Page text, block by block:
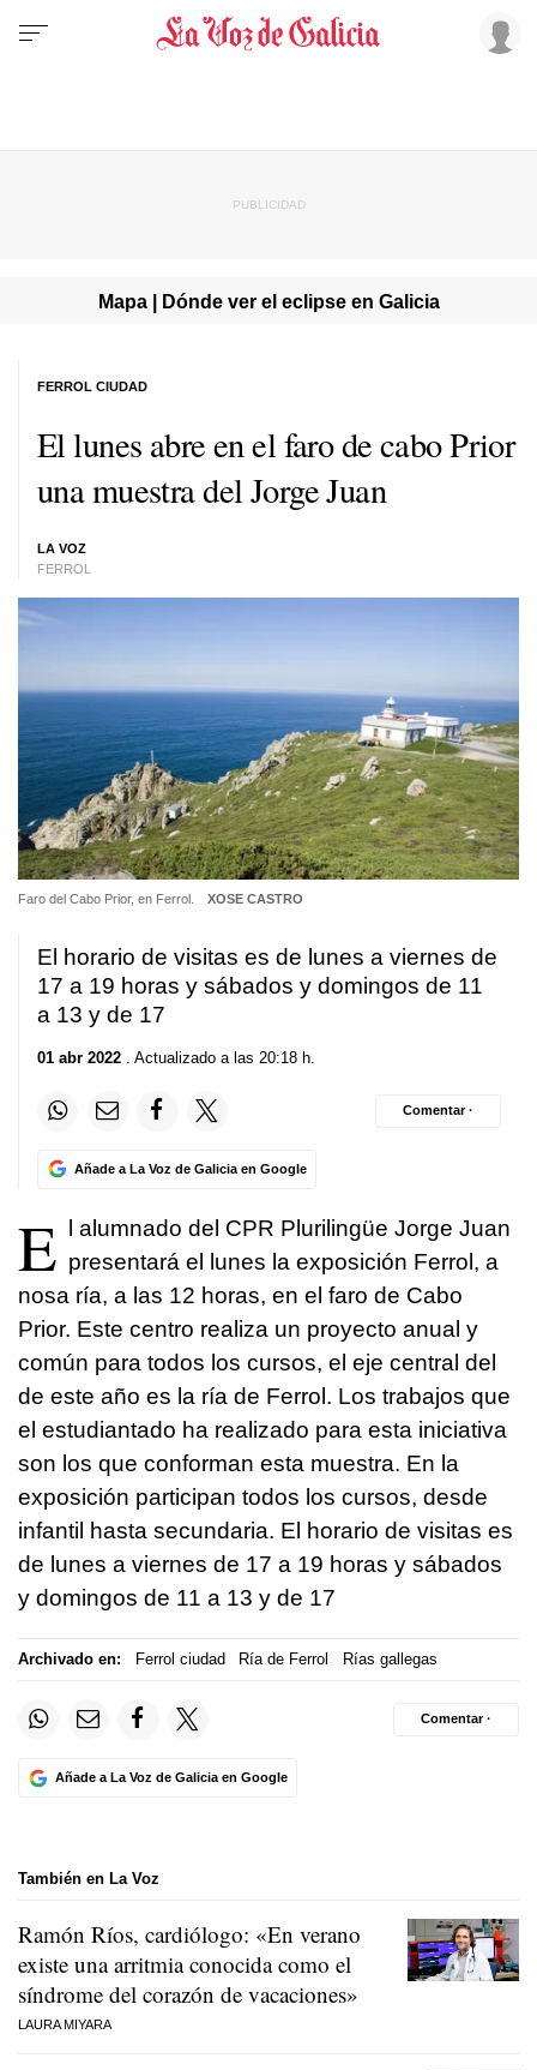
Mapa | Dónde ver el eclipse en Galicia
El lunes abre en el faro de cabo Prior
una muestra del Jorge Juan
LA VOZ
FERROL
FERROL CIUDAD
Faro del Cabo Prior, en Ferrol. XOSE CASTRO
El horario de visitas es de lunes a viernes de
17 a 19 horas y sábados y domingos de 11
a 13 y de 17
01 abr 2022 . Actualizado a las 20:18 h.
Añade a La Voz de Galicia en Google
Comentar ·
E l alumnado del CPR Plurilingüe Jorge Juan
presentará el lunes la exposición Ferrol, a
nosa ría, a las 12 horas, en el faro de Cabo
Prior. Este centro realiza un proyecto anual y
común para todos los cursos, el eje central del
de este año es la ría de Ferrol. Los trabajos que
el estudiantado ha realizado para esta iniciativa
son los que conforman esta muestra. En la
exposición participan todos los cursos, desde
infantil hasta secundaria. El horario de visitas es
de lunes a viernes de 17 a 19 horas y sábados
y domingos de 11 a 13 y de 17
Archivado en: Ferrol ciudad Ría de Ferrol Rías gallegas
Añade a La Voz de Galicia en Google
Comentar ·
También en La Voz
Ramón Ríos, cardiólogo: «En verano
existe una arritmia conocida como el
síndrome del corazón de vacaciones»
LAURA MIYARA